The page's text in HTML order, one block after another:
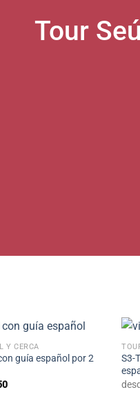
Tour
Y CERCA
guía español por 2
+
S3-